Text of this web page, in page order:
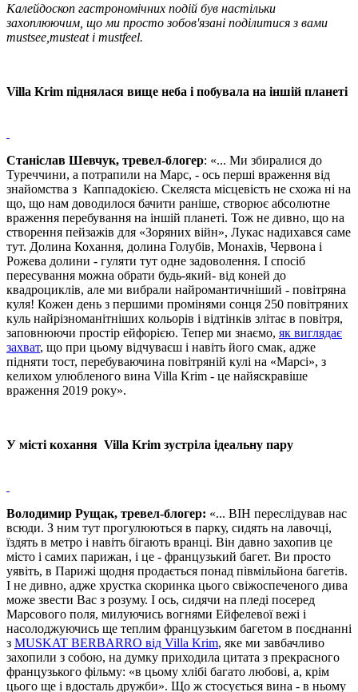
Калейдоскоп гастрономічних подій був настільки
захоплюючим, що ми просто зобов'язані поділитися з вами
mustsee,musteat і mustfeel.
Villa Krim піднялася вище неба і побувала на іншій планеті
Станіслав Шевчук, тревел-блогер: «... Ми збиралися до
Туреччини, а потрапили на Марс, - ось перші враження від
знайомства з Каппадокією. Скеляста місцевість не схожа ні на
що, що нам доводилося бачити раніше, створює абсолютне
враження перебування на іншій планеті. Тож не дивно, що на
створення пейзажів для «Зоряних війн», Лукас надихався саме
тут. Долина Кохання, долина Голубів, Монахів, Червона і
Рожева долини - гуляти тут одне задоволення. І спосіб
пересування можна обрати будь-який- від коней до
квадроциклів, але ми вибрали найромантичніший - повітряна
куля! Кожен день з першими промінями сонця 250 повітряних
куль найрізноманітніших кольорів і відтінків злітає в повітря,
заповнюючи простір ейфорією. Тепер ми знаємо, як виглядає
захват, що при цьому відчуваєш і навіть його смак, адже
підняти тост, перебуваючина повітряній кулі на «Марсі», з
келихом улюбленого вина Villa Krim - це найяскравіше
враження 2019 року».
У місті кохання Villa Krim зустріла ідеальну пару
Володимир Рущак, тревел-блогер: «... ВІН переслідував нас
всюди. З ним тут прогулюються в парку, сидять на лавочці,
їздять в метро і навіть бігають вранці. Він давно захопив це
місто і самих парижан, і це - французький багет. Ви просто
уявіть, в Парижі щодня продається понад півмільйона багетів.
І не дивно, адже хрустка скоринка цього свіжоспеченого дива
може звести Вас з розуму. І ось, сидячи на пледі посеред
Марсового поля, милуючись вогнями Ейфелевої вежі і
насолоджуючись ще теплим французьким багетом в поєднанні
з MUSKAT BERBARRO від Villa Krim, яке ми завбачливо
захопили з собою, на думку приходила цитата з прекрасного
французького фільму: «в цьому хлібі багато любові, а, крім
цього ще і вдосталь дружби». Що ж стосується вина - в ньому